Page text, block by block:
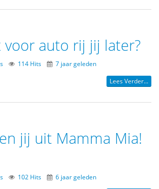
voor auto rij jij later?
114 Hits 7 jaar geleden
Lees Verder...
jij uit Mamma Mia!
102 Hits 6 jaar geleden